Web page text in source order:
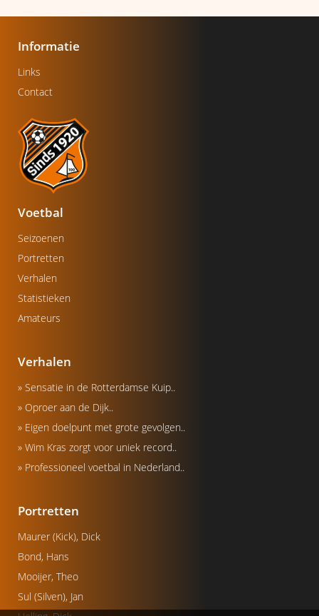
Informatie
Links
Contact
Voetbal
Seizoenen
Portretten
Verhalen
Statistieken
Amateurs
Verhalen
» Sensatie in de Rotterdamse Kuip..
» Oproer aan de Dijk..
» Eigen doelpunt met grote gevolgen..
» Wim Kras zorgt voor uniek record..
» Professioneel voetbal in Nederland..
Portretten
Maurer (Kick), Dick
Bond, Hans
Mooijer, Theo
Sul (Silven), Jan